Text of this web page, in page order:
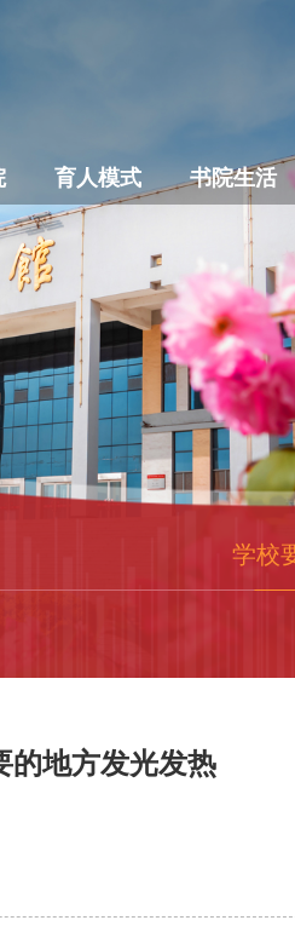
育人模式 书院生活
学校
的地方发光发热